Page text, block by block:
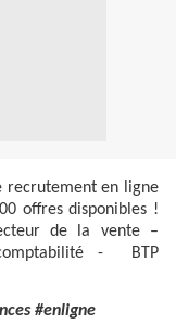
recrutement en ligne
offres disponibles !
de la vente –
- BTP
#enligne